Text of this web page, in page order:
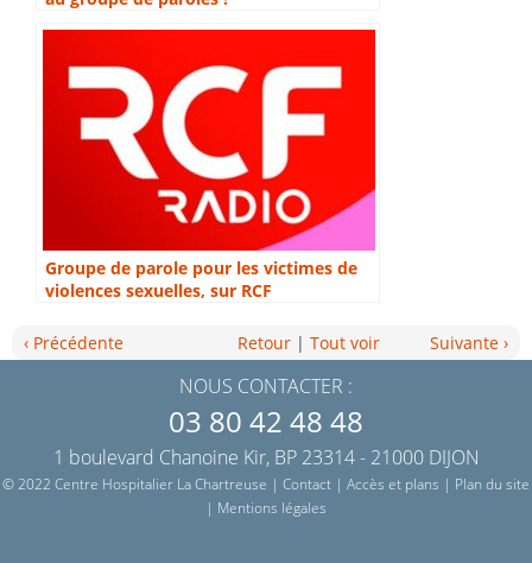
Groupe de parole pour les victimes de
violences sexuelles, sur RCF
Retour | Tout voir
‹ Précédente Suivante ›
NOUS CONTACTER :
03 80 42 48 48
1 boulevard Chanoine Kir, BP 23314 - 21000 DIJON
© 2022 Centre Hospitalier La Chartreuse | Contact | Accès et plans | Plan du site
| Mentions légales